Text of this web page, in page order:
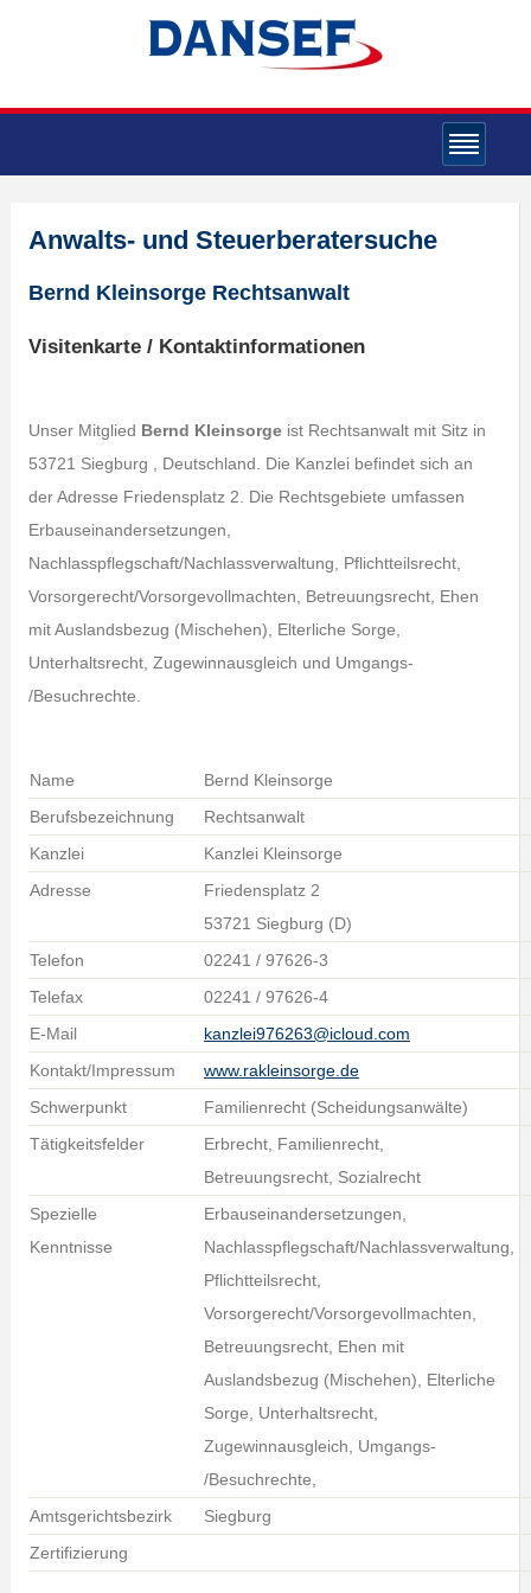
Anwalts- und Steuerberatersuche
Bernd Kleinsorge Rechtsanwalt
Visitenkarte / Kontaktinformationen
Unser Mitglied Bernd Kleinsorgeist Rechtsanwalt mit Sitz in
53721 Siegburg , Deutschland. Die Kanzlei befindet sich an
der Adresse Friedensplatz 2. Die Rechtsgebiete umfassen
Erbauseinandersetzungen,
Nachlasspflegschaft/Nachlassverwaltung, Pflichtteilsrecht,
Vorsorgerecht/Vorsorgevollmachten, Betreuungsrecht, Ehen
mit Auslandsbezug (Mischehen), Elterliche Sorge,
Unterhaltsrecht, Zugewinnausgleich und Umgangs-
/Besuchrechte.
Name
Bernd Kleinsorge
Berufsbezeichnung
Rechtsanwalt
Kanzlei
Kanzlei Kleinsorge
Adresse
Friedensplatz 2
53721 Siegburg (D)
Telefon
02241 / 97626-3
Telefax
02241 / 97626-4
E-Mail
kanzlei976263@icloud.com
Kontakt/Impressum
www.rakleinsorge.de
Schwerpunkt
Familienrecht (Scheidungsanwälte)
Tätigkeitsfelder
Erbrecht, Familienrecht,
Betreuungsrecht, Sozialrecht
Spezielle
Kenntnisse
Erbauseinandersetzungen,
Nachlasspflegschaft/Nachlassverwaltung,
Pflichtteilsrecht,
Vorsorgerecht/Vorsorgevollmachten,
Betreuungsrecht, Ehen mit
Auslandsbezug (Mischehen), Elterliche
Sorge, Unterhaltsrecht,
Zugewinnausgleich, Umgangs-
/Besuchrechte,
Amtsgerichtsbezirk
Siegburg
Zertifizierung